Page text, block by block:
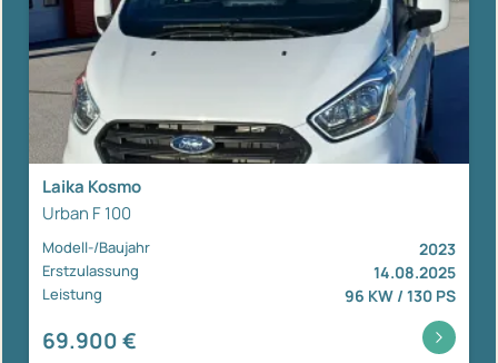
Laika Kosmo
Urban F 100
Modell-/Baujahr 2023
Erstzulassung 14.08.2025
Leistung 96 KW / 130 PS
69.900 €